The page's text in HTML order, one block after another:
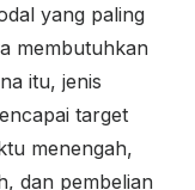
yang paling
membutuhkan
itu, jenis
target
menengah,
dan pembelian